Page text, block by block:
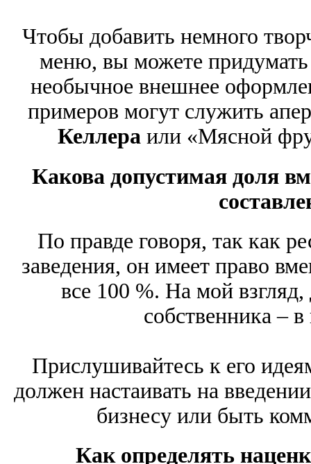
Чтобы добавить немного
меню, вы можете
необычное внешнее
примеров могут служить
Келлераили «Мясной
Какова допустимая доля
По правде говоря, так как
заведения, он имеет право
все 100 %. На мой
собственника –
Прислушивайтесь к его
должен настаивать на
бизнесу или быть
Как определять